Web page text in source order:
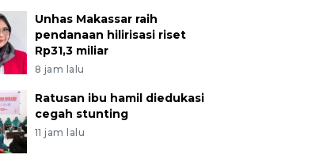
Unhas Makassar raih
pendanaan hilirisasi riset
Rp31,3 miliar
8 jam lalu
Ratusan ibu hamil diedukasi
cegah stunting
11 jam lalu